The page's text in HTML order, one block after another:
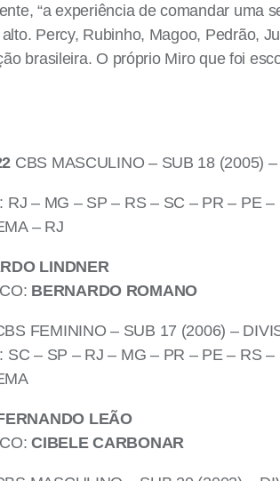
“a experiência de comandar uma
Percy, Rubinho, Magoo, Pedrão,
brasileira. O próprio Miro que foi
CBS MASCULINO – SUB 18 (2005)
RJ – MG – SP – RS – SC – PR – PE –
– RJ
LINDNER
BERNARDO ROMANO
FEMININO – SUB 17 (2006) –
SC – SP – RJ – MG – PR – PE – RS –
LEÃO
CIBELE CARBONAR